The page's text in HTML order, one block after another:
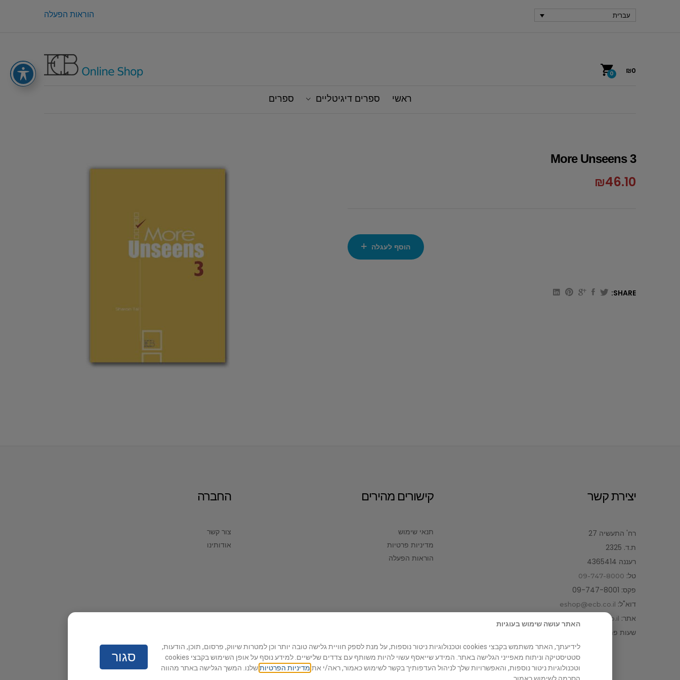
הוראות הפעלה עברית
0 ₪0
ראשי ספרים דיגיטליים ספרים
More Unseens 3
₪46.10
הוסף לעגלה
SHARE:
החברה
צור קשר
אודותינו
קישורים מהירים
תנאי שימוש
מדיניות פרטיות
הוראות הפעלה
יצירת קשר
רח' התעשיה 27
ת.ד. 2325
רעננה 4365414
טל:
פקס: 09-747-8001
דוא"ל: eshop@ecb.co.il
אתר: www.ecb.co.il
שעות פתיחה: ימים ראשון – חמישי 08:30 – 17:00
© 2022 Eric Cohen Books Ltd. All Rights Reserved
האתר עושה שימוש בעוגיות
לידיעתך, האתר משתמש בקבצי cookies וטכנולוגיות ניטור נוספות, על מנת לספק חוויית גלישה טובה יותר וכן למטרות שיווק, פרסום, תוכן, הודעות,
סטטיסטיקה וניתוח מאפייני הגלישה באתר. המידע שייאסף עשוי להיות משותף עם צדדים שלישיים. למידע נוסף על אופן השימוש בקבצי cookies
וטכנולוגיות ניטור נוספות, והאפשרויות שלך לניהול העדפותיך בקשר לשימוש כאמור, ראה/י את מדיניות הפרטיותשלנו. המשך הגלישה באתר מהווה
סגור